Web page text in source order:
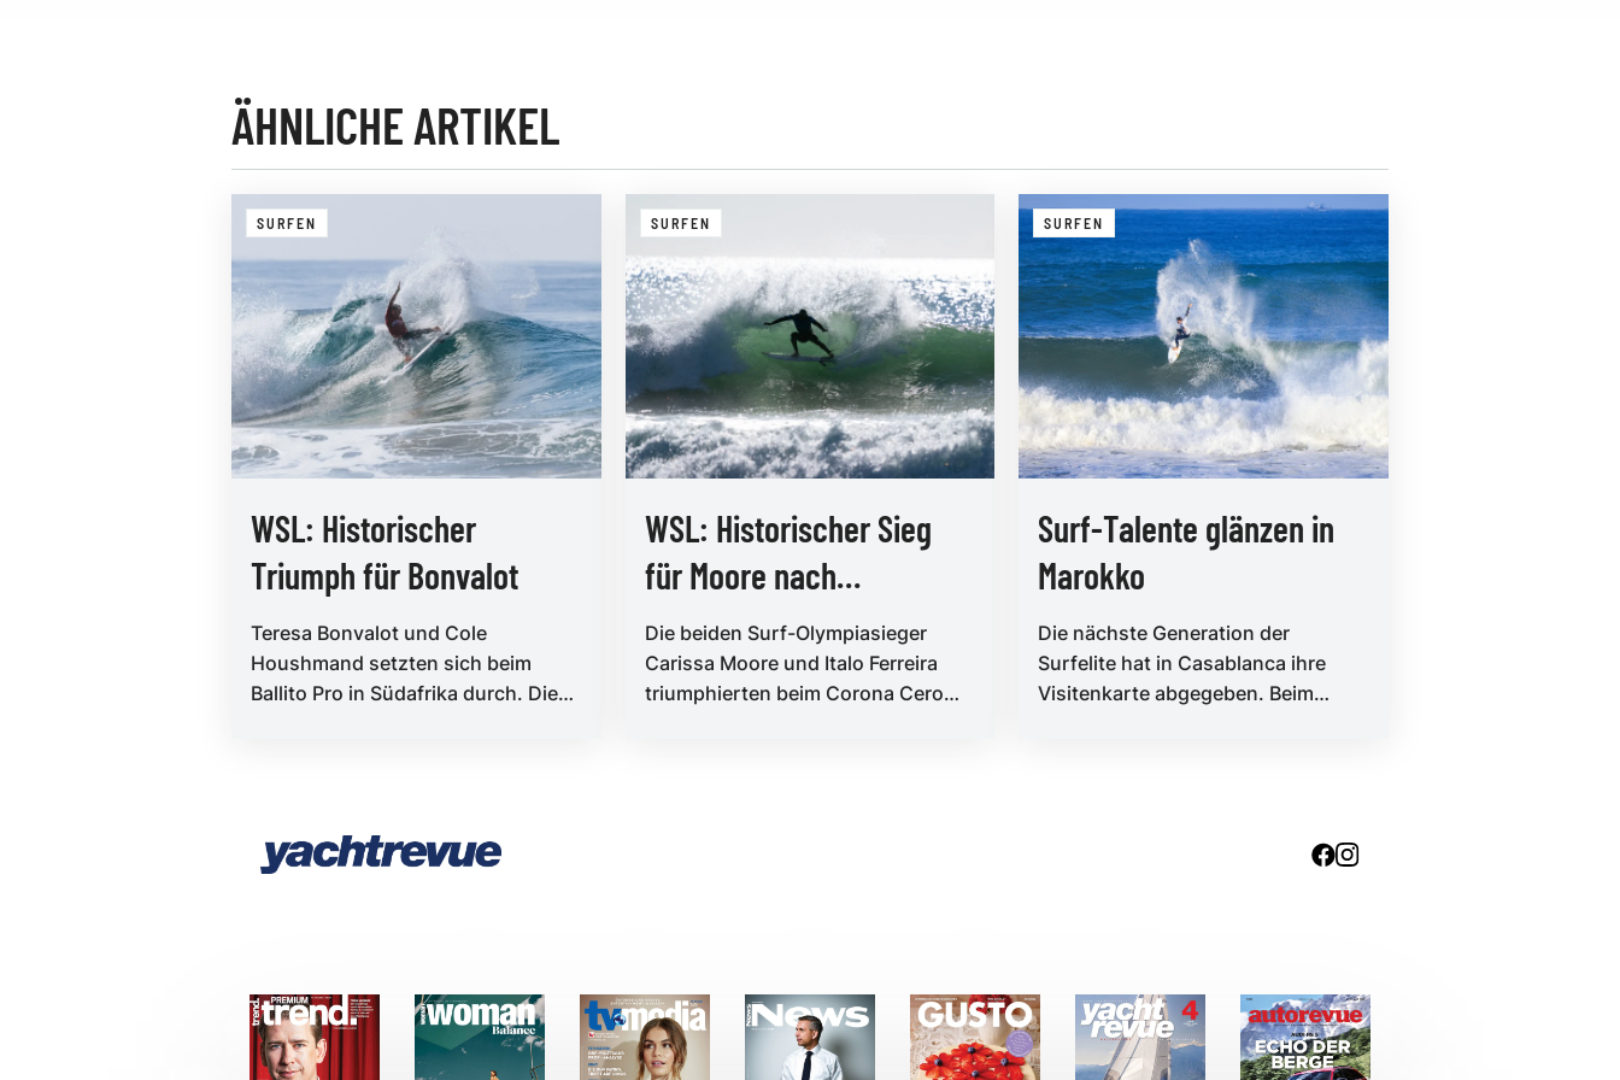
ÄHNLICHE ARTIKEL
SURFEN
WSL: Historischer
Triumph für Bonvalot
Teresa Bonvalot und Cole
Houshmand setzten sich beim
Ballito Pro in Südafrika durch. Die
SURFEN
WSL: Historischer Sieg
für Moore nach
Babypause
Die beiden Surf-Olympiasieger
Carissa Moore und Italo Ferreira
triumphierten beim Corona Cero
SURFEN
Surf-Talente glänzen in
Marokko
Die nächste Generation der
Surfelite hat in Casablanca ihre
Visitenkarte abgegeben. Beim